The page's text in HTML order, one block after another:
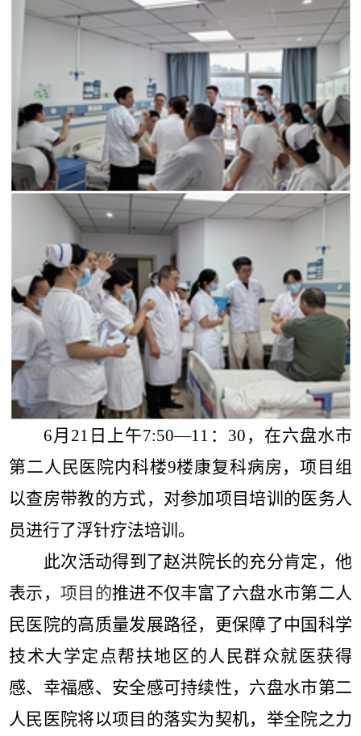
6月 21 日上午7:50—11 ： 30 ，在六盘水市
第二人民医院内科楼9楼康复科病房，项目组
以查房带教的方式，对参加项目培训的医务人
员进行了浮针疗法培训。
此次活动得到了赵洪院长的充分肯定，他
表示，项目的推进不仅丰富了六盘水市第二人
民医院的高质量发展路径，更保障了中国科学
技术大学定点帮扶地区的人民群众就医获得
感、幸福感、安全感可持续性，六盘水市第二
人民医院将以项目的落实为契机，举全院之力